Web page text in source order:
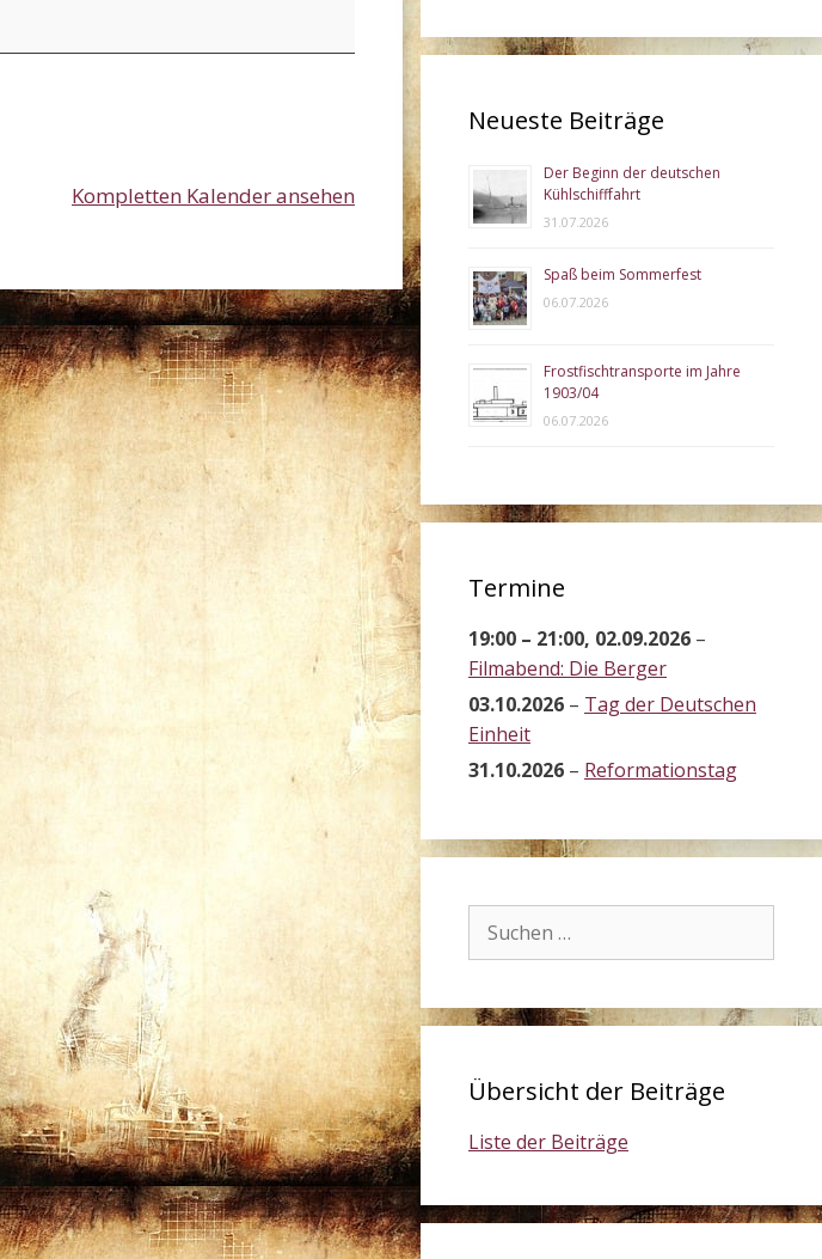
Kompletten Kalender ansehen
Neueste Beiträge
Der Beginn der deutschen
Kühlschifffahrt
31.07.2026
Spaß beim Sommerfest
06.07.2026
Frostfischtransporte im Jahre
1903/04
06.07.2026
Termine
19:00 – 21:00, 02.09.2026 –
Filmabend: Die Berger
03.10.2026 – Tag der Deutschen
Einheit
31.10.2026 – Reformationstag
nach:
Übersicht der Beiträge
Liste der Beiträge